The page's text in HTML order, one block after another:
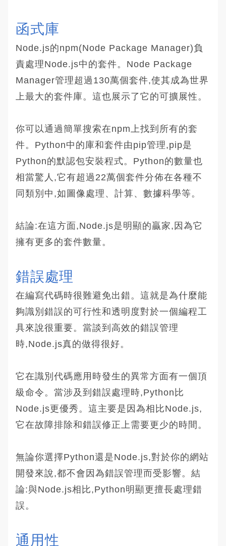
函式庫
Node.js的npm(Node Package Manager)負
責處理Node.js中的套件。Node Package
Manager管理超過130萬個套件,使其成為世界
上最大的套件庫。這也展示了它的可擴展性。
你可以通過簡單搜索在npm上找到所有的套
件。Python中的庫和套件由pip管理,pip是
Python的默認包安裝程式。Python的數量也
相當驚人,它有超過22萬個套件分佈在各種不
同類別中,如圖像處理、計算、數據科學等。
結論:在這方面,Node.js是明顯的贏家,因為它
擁有更多的套件數量。
錯誤處理
在編寫代碼時很難避免出錯。這就是為什麼能
夠識別錯誤的可行性和透明度對於一個編程工
具來說很重要。當談到高效的錯誤管理
時,Node.js真的做得很好。
它在識別代碼應用時發生的異常方面有一個頂
級命令。當涉及到錯誤處理時,Python比
Node.js更優秀。這主要是因為相比Node.js,
它在故障排除和錯誤修正上需要更少的時間。
無論你選擇Python還是Node.js,對於你的網站
開發來說,都不會因為錯誤管理而受影響。結
論:與Node.js相比,Python明顯更擅長處理錯
誤。
通用性